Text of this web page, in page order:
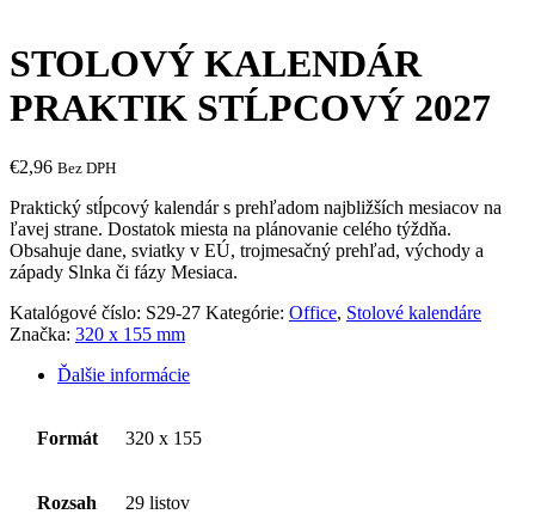
STOLOVÝ KALENDÁR
PRAKTIK STĹPCOVÝ 2027
€2,96 Bez DPH
Praktický stĺpcový kalendár s prehľadom najbližších mesiacov na
ľavej strane. Dostatok miesta na plánovanie celého týždňa.
Obsahuje dane, sviatky v EÚ, trojmesačný prehľad, východy a
západy Slnka či fázy Mesiaca.
Katalógové číslo: S29-27 Kategórie: Office, Stolové kalendáre
Značka: 320 x 155 mm
Ďalšie informácie
Formát 320 x 155
Rozsah 29 listov